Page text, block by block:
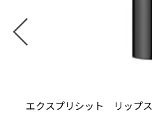
エクスプリシット リップス